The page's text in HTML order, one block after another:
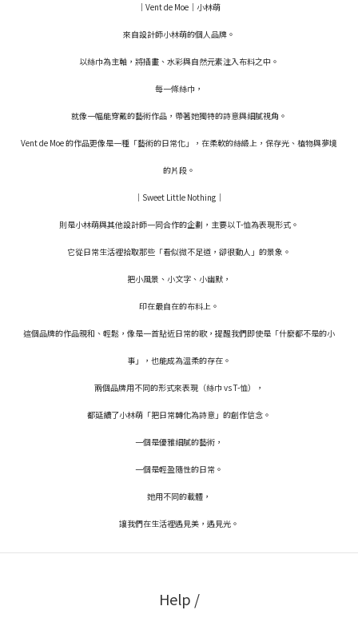
｜ Vent de Moe｜小林萌
來自設計師小林萌的個人品牌。
以絲巾為主軸，將插畫、水彩與自然元素注入布料之中。
每一條絲巾，
就像一幅能穿戴的藝術作品，帶著她獨特的詩意與細膩視角。
Vent de Moe 的作品更像是一種「藝術的日常化」，在柔軟的絲緞上，保存光、植物與夢境
的片段。
｜ Sweet Little Nothing ｜
則是小林萌與其他設計師一同合作的企劃，主要以 T-恤為表現形式。
它從日常生活裡拾取那些「看似微不足道，卻很動人」的景象。
把小風景、小文字、小幽默，
印在最自在的布料上。
這個品牌的作品親和、輕鬆，像是一首貼近日常的歌，提醒我們即使是「什麼都不是的小
事」，也能成為溫柔的存在。
兩個品牌用不同的形式來表現（絲巾 vs T-恤），
都延續了小林萌「把日常轉化為詩意」的創作信念。
一個是優雅細膩的藝術，
一個是輕盈隨性的日常。
她用不同的載體，
讓我們在生活裡遇見美，遇見光。
Help /